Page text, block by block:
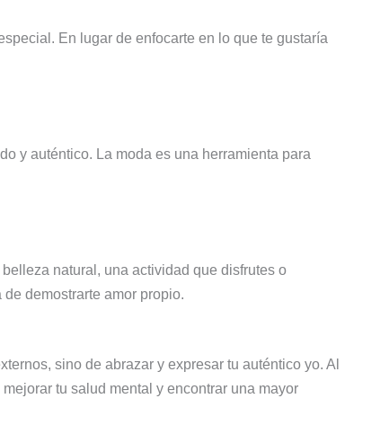
En lugar de enfocarte en lo que te gustaría
y auténtico. La moda es una herramienta para
natural, una actividad que disfrutes o
demostrarte amor propio.
sino de abrazar y expresar tu auténtico yo. Al
tu salud mental y encontrar una mayor